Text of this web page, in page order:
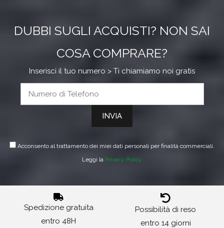
DUBBI SUGLI ACQUISTI? NON SAI
COSA COMPRARE?
Inserisci il tuo numero > Ti chiamiamo noi gratis
Acconsento al trattamento dei miei dati personali per finalità commerciali.
Leggi la Privacy Policy
Spedizione gratuita
entro 48H
Possibilità di reso
entro 14 giorni